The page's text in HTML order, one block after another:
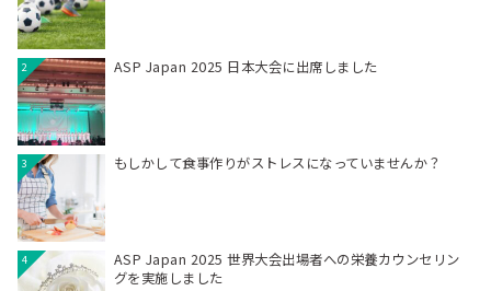
2 ASP Japan 2025 日本大会に出席しました
3 もしかして食事作りがストレスになっていませんか？
4
ASP Japan 2025 世界大会出場者への栄養カウンセリン
グを実施しました